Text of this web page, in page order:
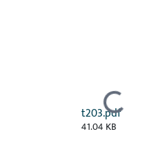
Ladataan...
t203.pdf
41.04 KB